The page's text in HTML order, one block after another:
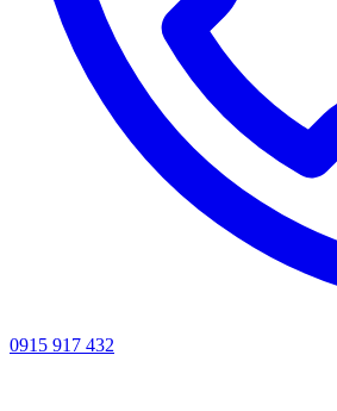
0915 917 432